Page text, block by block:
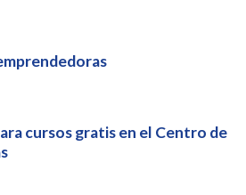
cursos gratis en el Centro de